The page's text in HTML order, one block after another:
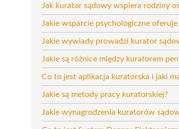
Jak kurator sądowy wspiera rodziny
Jakie wsparcie psychologiczne
Jakie wywiady prowadzi kurator
Jakie są różnice między kuratorem
Co to jest aplikacja kuratorska i jaki
Jakie są metody pracy kuratorskiej?
Jakie wynagrodzenia kuratorów